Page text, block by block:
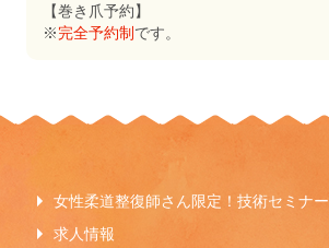
【巻き爪予約】
※完全予約制 です。
女性柔道整復師さん限定！技術セミナー
求人情報